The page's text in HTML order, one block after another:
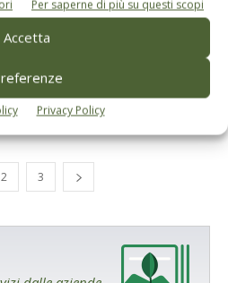
Per saperne di più su questi scopi
Accetta
Privacy Policy
il controllo della
2 3